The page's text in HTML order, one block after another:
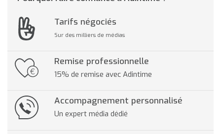
Tarifs négociés
Sur des milliers de médias
Remise professionnelle
15% de remise avec Adintime
Accompagnement personnalisé
Un expert média dédié